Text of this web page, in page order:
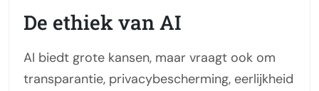
De ethiek van AI
AI biedt grote kansen, maar vraagt ook om
transparantie, privacybescherming, eerlijkheid